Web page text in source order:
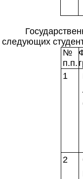
следующих
№
п.п.
1
2